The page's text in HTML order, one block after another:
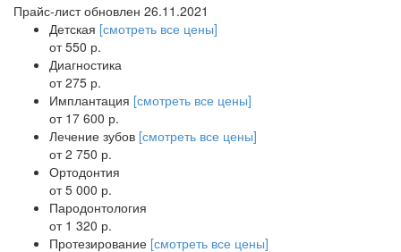
Прайс-лист обновлен 26.11.2021
Детская [смотреть все цены]
от 550 р.
Диагностика
от 275 р.
Имплантация [смотреть все цены]
от 17 600 р.
Лечение зубов [смотреть все цены]
от 2 750 р.
Ортодонтия
от 5 000 р.
Пародонтология
от 1 320 р.
Протезирование [смотреть все цены]